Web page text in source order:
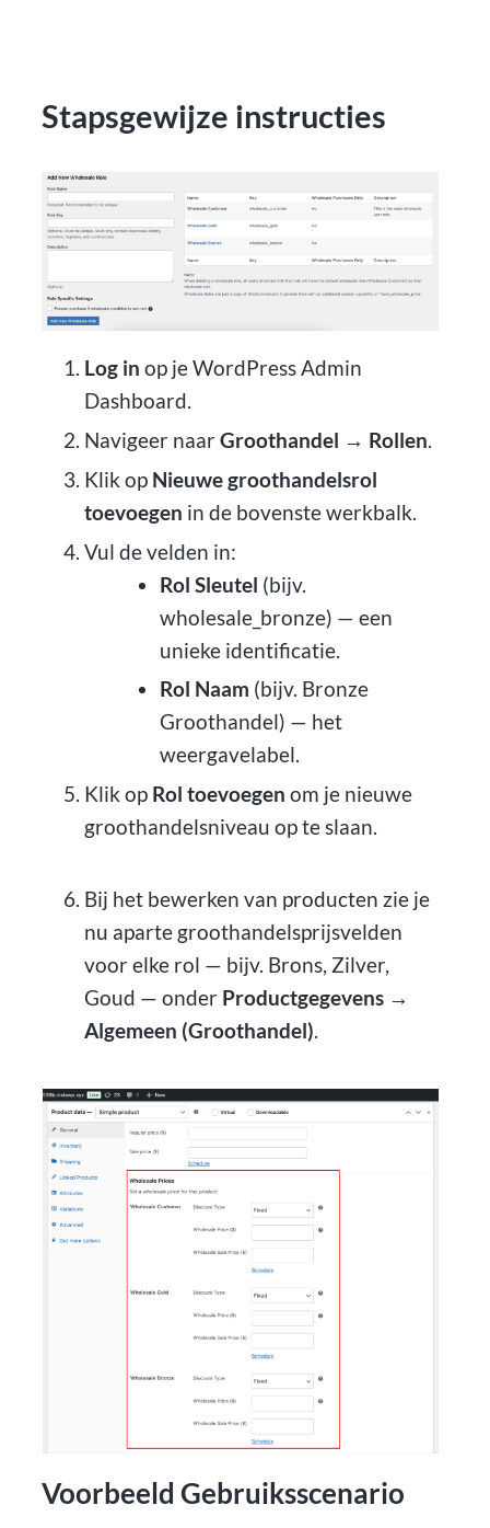
Stapsgewijze instructies
Log in op je WordPress Admin
Dashboard.
Navigeer naarGroothandel → Rollen.
Klik op Nieuwe groothandelsrol
toevoegen in de bovenste werkbalk.
Vul de velden in:
Rol Sleutel (bijv.
wholesale_bronze) — een
unieke identificatie.
Rol Naam (bijv. Bronze
Groothandel) — het
weergavelabel.
Klik op Rol toevoegen om je nieuwe
groothandelsniveau op te slaan.
Bij het bewerken van producten zie je
nu aparte groothandelsprijsvelden
voor elke rol — bijv. Brons, Zilver,
Goud — onder Productgegevens →
Algemeen (Groothandel).
Voorbeeld Gebruiksscenario